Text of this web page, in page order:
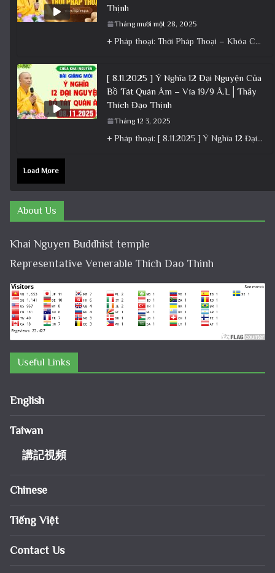
Thịnh
Tháng mười một 28, 2025
+ Pháp thoại: Thời Pháp Thoại – Khóa Chuyên Tu Ngày 23/11/2025 – TT Thích Đạo Thịnh + Album: Pháp
[ 8.11.2025 ] Ý Nghĩa 12 Đại Nguyện Của
Bồ Tát Quán Âm – Vía 19/9 Â.L│Thầy
Thích Đạo Thịnh
Tháng 12 3, 2025
+ Pháp thoại: [ 8.11.2025 ] Ý Nghĩa 12 Đại Nguyện Của Bồ Tát Quán Âm – Vía 19/9 Â.L│Thầy
Load More
About Us
Khai Nguyen Buddhist temple
Representative Venerable Thich Dao Thinh
Useful Links
English
Taiwan
講記視頻
Chinese
Tiếng Việt
Contact Us